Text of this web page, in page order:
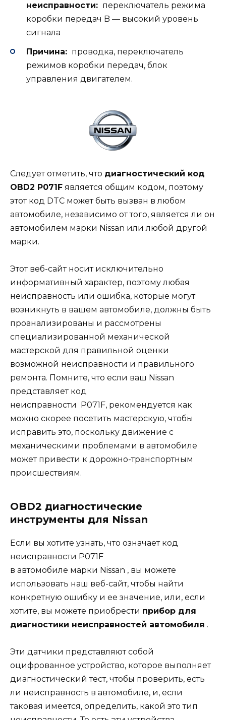
неисправности: переключатель режима
коробки передач B — высокий уровень
сигнала
Причина: проводка, переключатель
режимов коробки передач, блок
управления двигателем.
Следует отметить, что диагностический код
OBD2 P071F является общим кодом, поэтому
этот код DTC может быть вызван в любом
автомобиле, независимо от того, является ли он
автомобилем марки Nissan или любой другой
марки.
Этот веб-сайт носит исключительно
информативный характер, поэтому любая
неисправность или ошибка, которые могут
возникнуть в вашем автомобиле, должны быть
проанализированы и рассмотрены
специализированной механической
мастерской для правильной оценки
возможной неисправности и правильного
ремонта. Помните, что если ваш Nissan
представляет код
неисправности P071F, рекомендуется как
можно скорее посетить мастерскую, чтобы
исправить это, поскольку движение с
механическими проблемами в автомобиле
может привести к дорожно-транспортным
происшествиям.
OBD2 диагностические
инструменты для Nissan
Если вы хотите узнать, что означает код
неисправности P071F
в автомобиле марки Nissan , вы можете
использовать наш веб-сайт, чтобы найти
конкретную ошибку и ее значение, или, если
хотите, вы можете приобрести прибор для
диагностики неисправностей автомобиля .
Эти датчики представляют собой
оцифрованное устройство, которое выполняет
диагностический тест, чтобы проверить, есть
ли неисправность в автомобиле, и, если
таковая имеется, определить, какой это тип